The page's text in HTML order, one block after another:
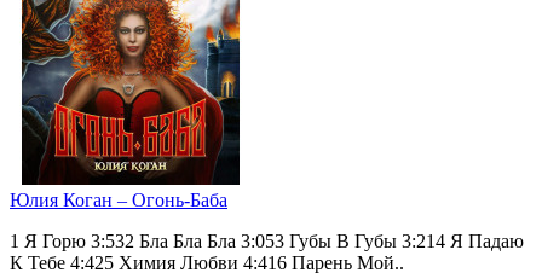
Юлия Коган ‎– Огонь-Баба
1 Я Горю 3:532 Бла Бла Бла 3:053 Губы В Губы 3:214 Я Падаю
К Тебе 4:425 Химия Любви 4:416 Парень Мой..